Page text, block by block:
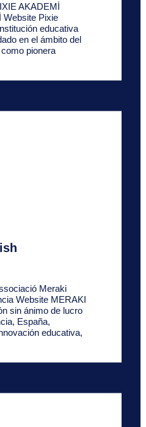
AKADEMİ
Website Pixie
educativa
en el ámbito del
pionera
Meraki
Website MERAKI
sin ánimo de lucro
España,
educativa,